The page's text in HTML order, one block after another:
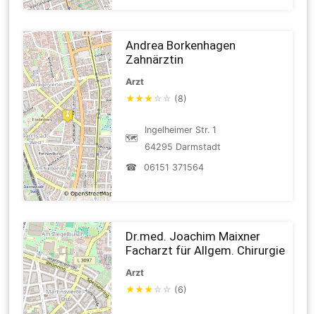
Andrea Borkenhagen
Zahnärztin
Arzt
★★★ ☆ ☆ (8)
🗺
Ingelheimer Str. 1
64295 Darmstadt
☎
06151 371564
Dr.med. Joachim Maixner
Facharzt für Allgem. Chirurgie
Arzt
★★★ ☆ ☆ (6)